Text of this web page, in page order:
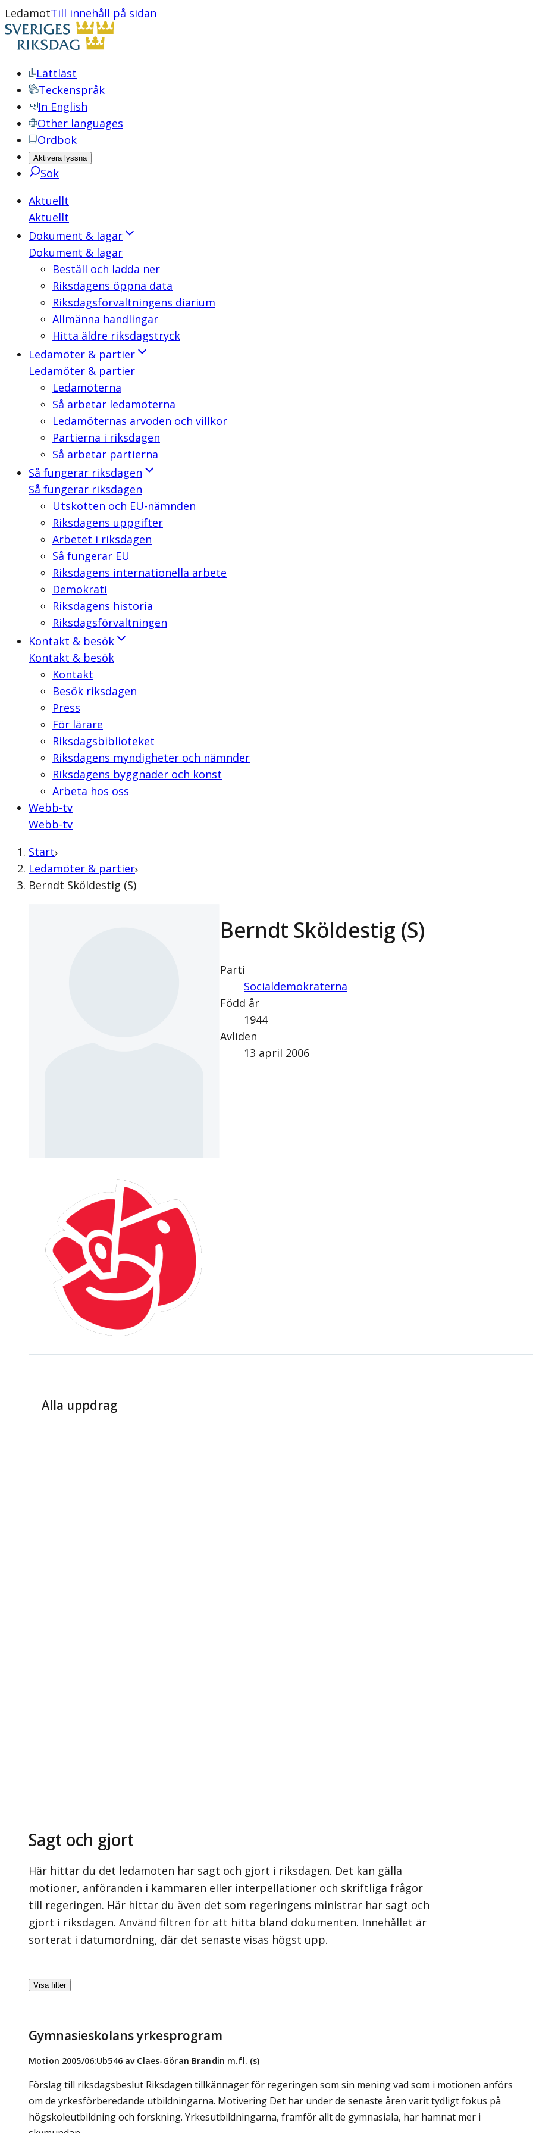
LedamotTill innehåll på sidan
Lättläst
Teckenspråk
In English
Other languages
Ordbok
Aktivera lyssna
Sök
Aktuellt
Aktuellt
Dokument & lagar
Dokument & lagar
Beställ och ladda ner
Riksdagens öppna data
Riksdagsförvaltningens diarium
Allmänna handlingar
Hitta äldre riksdagstryck
Ledamöter & partier
Ledamöter & partier
Ledamöterna
Så arbetar ledamöterna
Ledamöternas arvoden och villkor
Partierna i riksdagen
Så arbetar partierna
Så fungerar riksdagen
Så fungerar riksdagen
Utskotten och EU-nämnden
Riksdagens uppgifter
Arbetet i riksdagen
Så fungerar EU
Riksdagens internationella arbete
Demokrati
Riksdagens historia
Riksdagsförvaltningen
Kontakt & besök
Kontakt & besök
Kontakt
Besök riksdagen
Press
För lärare
Riksdagsbiblioteket
Riksdagens myndigheter och nämnder
Riksdagens byggnader och konst
Arbeta hos oss
Webb-tv
Webb-tv
Start
Ledamöter & partier
Berndt Sköldestig (S)
Berndt Sköldestig (S)
Parti
Socialdemokraterna
Född år
1944
Avliden
13 april 2006
Alla uppdrag
Sagt och gjort
Här hittar du det ledamoten har sagt och gjort i riksdagen. Det kan gälla
motioner, anföranden i kammaren eller interpellationer och skriftliga frågor
till regeringen. Här hittar du även det som regeringens ministrar har sagt och
gjort i riksdagen. Använd filtren för att hitta bland dokumenten. Innehållet är
sorterat i datumordning, där det senaste visas högst upp.
Visa filter
Gymnasieskolans yrkesprogram
Motion 2005/06:Ub546 av Claes-Göran Brandin m.fl. (s)
Förslag till riksdagsbeslut Riksdagen tillkännager för regeringen som sin mening vad som i motionen anförs
om de yrkesförberedande utbildningarna. Motivering Det har under de senaste åren varit tydligt fokus på
högskoleutbildning och forskning. Yrkesutbildningarna, framför allt de gymnasiala, har hamnat mer i